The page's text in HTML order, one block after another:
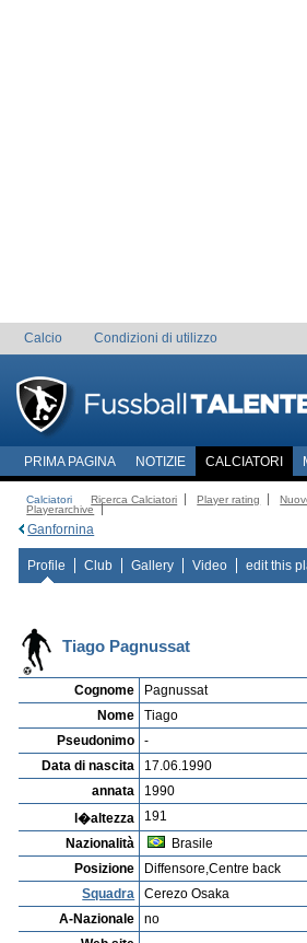
Calcio Condizioni di utilizzo
PRIMA PAGINA NOTIZIE CALCIATORI
Calciatori Ricerca Calciatori Player rating
Playerarchive
Ganfornina
Profile Club Gallery Video edit this
Tiago Pagnussat
Cognome
Pagnussat
Nome
Tiago
Pseudonimo
-
Data di nascita
17.06.1990
annata
1990
l�altezza
191
Nazionalità
Brasile
Posizione
Diffensore,Centre back
Squadra
Cerezo Osaka
A-Nazionale
no